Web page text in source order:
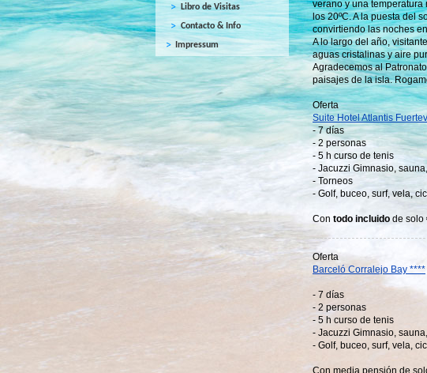
Libro de Visitas
Contacto & Info
Impressum
verano y una temperatura
los 20ºC. A la puesta del
convirtiendo las noches
A lo largo del año,
aguas cristalinas y aire
Agradecemos al
paisajes de la isla.
Oferta
Suite Hotel Atlantis
- 7 días
- 2 personas
- 5 h curso de tenis
- Jacuzzi Gimnasio,
- Torneos
- Golf, buceo, surf, vela,
Con todo incluido de solo
Oferta
Barceló Corralejo Bay ****
- 7 días
- 2 personas
- 5 h curso de tenis
- Jacuzzi Gimnasio,
- Golf, buceo, surf, vela,
Con media pensión de